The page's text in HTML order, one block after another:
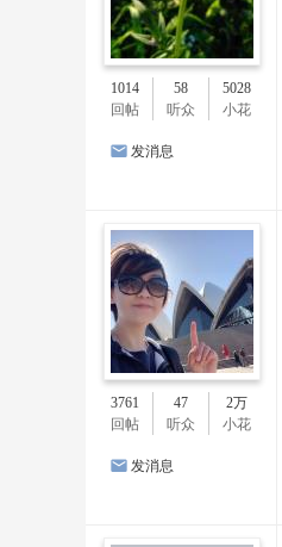
1014
回帖
58
听众
5028
小花
发消息
3761
回帖
47
听众
2万
小花
发消息